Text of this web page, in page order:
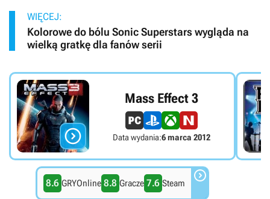
WIĘCEJ:
Kolorowe do bólu Sonic Superstars wygląda na
wielką gratkę dla fanów serii

Mass Effect 3
Data wydania:6 marca 2012
8.6 GRYOnline 8.8 Gracze 7.6 Steam 